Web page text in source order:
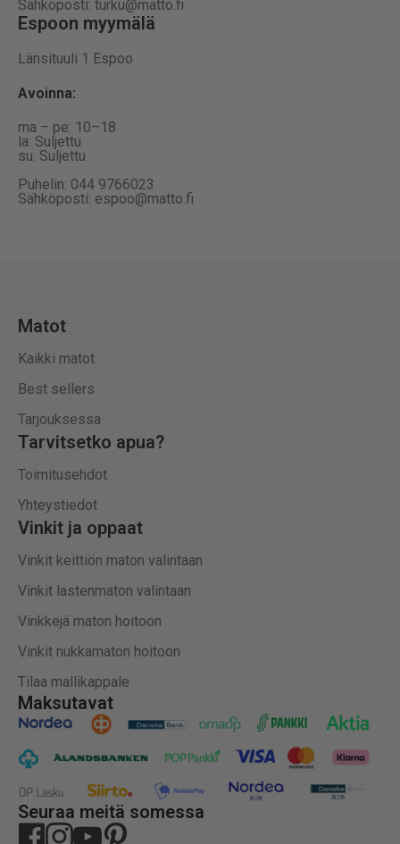
Sähköposti: turku@matto.fi
Espoon myymälä
Länsituuli 1 Espoo
Avoinna:
ma – pe: 10–18
la: Suljettu
su: Suljettu
Puhelin: 044 9766023
Sähköposti: espoo@matto.fi
Maksutavat
Seuraa meitä somessa
Matot
Kaikki matot
Best sellers
Tarjouksessa
Tarvitsetko apua?
Toimitusehdot
Yhteystiedot
Vinkit ja oppaat
Vinkit keittiön maton valintaan
Vinkit lastenmaton valintaan
Vinkkejä maton hoitoon
Vinkit nukkamaton hoitoon
Tilaa mallikappale